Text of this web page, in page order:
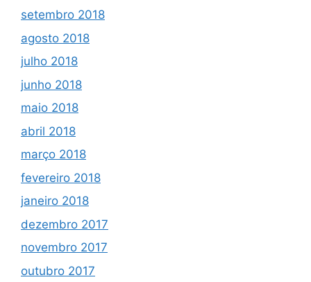
setembro 2018
agosto 2018
julho 2018
junho 2018
maio 2018
abril 2018
março 2018
fevereiro 2018
janeiro 2018
dezembro 2017
novembro 2017
outubro 2017